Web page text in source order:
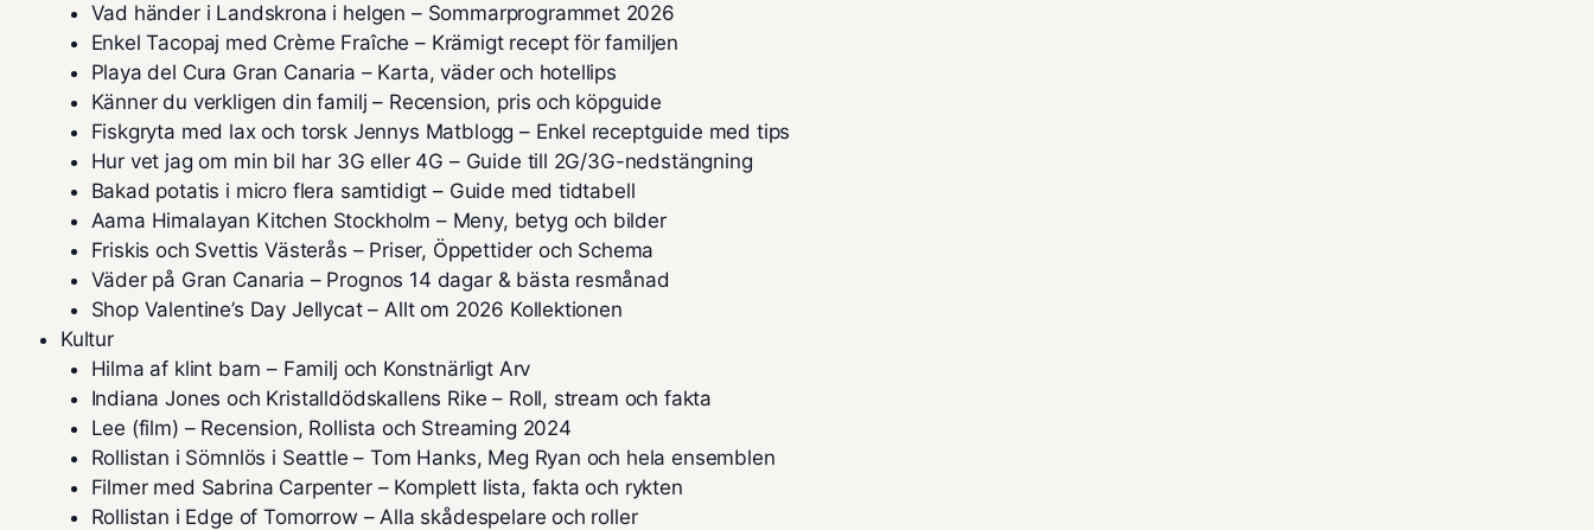
Vad händer i Landskrona i helgen – Sommarprogrammet 2026
Enkel Tacopaj med Crème Fraîche – Krämigt recept för familjen
Playa del Cura Gran Canaria – Karta, väder och hotellips
Känner du verkligen din familj – Recension, pris och köpguide
Fiskgryta med lax och torsk Jennys Matblogg – Enkel receptguide med tips
Hur vet jag om min bil har 3G eller 4G – Guide till 2G/3G-nedstängning
Bakad potatis i micro flera samtidigt – Guide med tidtabell
Aama Himalayan Kitchen Stockholm – Meny, betyg och bilder
Friskis och Svettis Västerås – Priser, Öppettider och Schema
Väder på Gran Canaria – Prognos 14 dagar & bästa resmånad
Shop Valentine’s Day Jellycat – Allt om 2026 Kollektionen
Kultur
Hilma af klint barn – Familj och Konstnärligt Arv
Indiana Jones och Kristalldödskallens Rike – Roll, stream och fakta
Lee (film) – Recension, Rollista och Streaming 2024
Rollistan i Sömnlös i Seattle – Tom Hanks, Meg Ryan och hela ensemblen
Filmer med Sabrina Carpenter – Komplett lista, fakta och rykten
Rollistan i Edge of Tomorrow – Alla skådespelare och roller